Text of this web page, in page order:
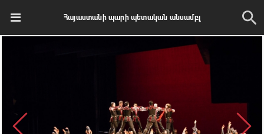
Հայաստանի պարի պետական անսամբլ